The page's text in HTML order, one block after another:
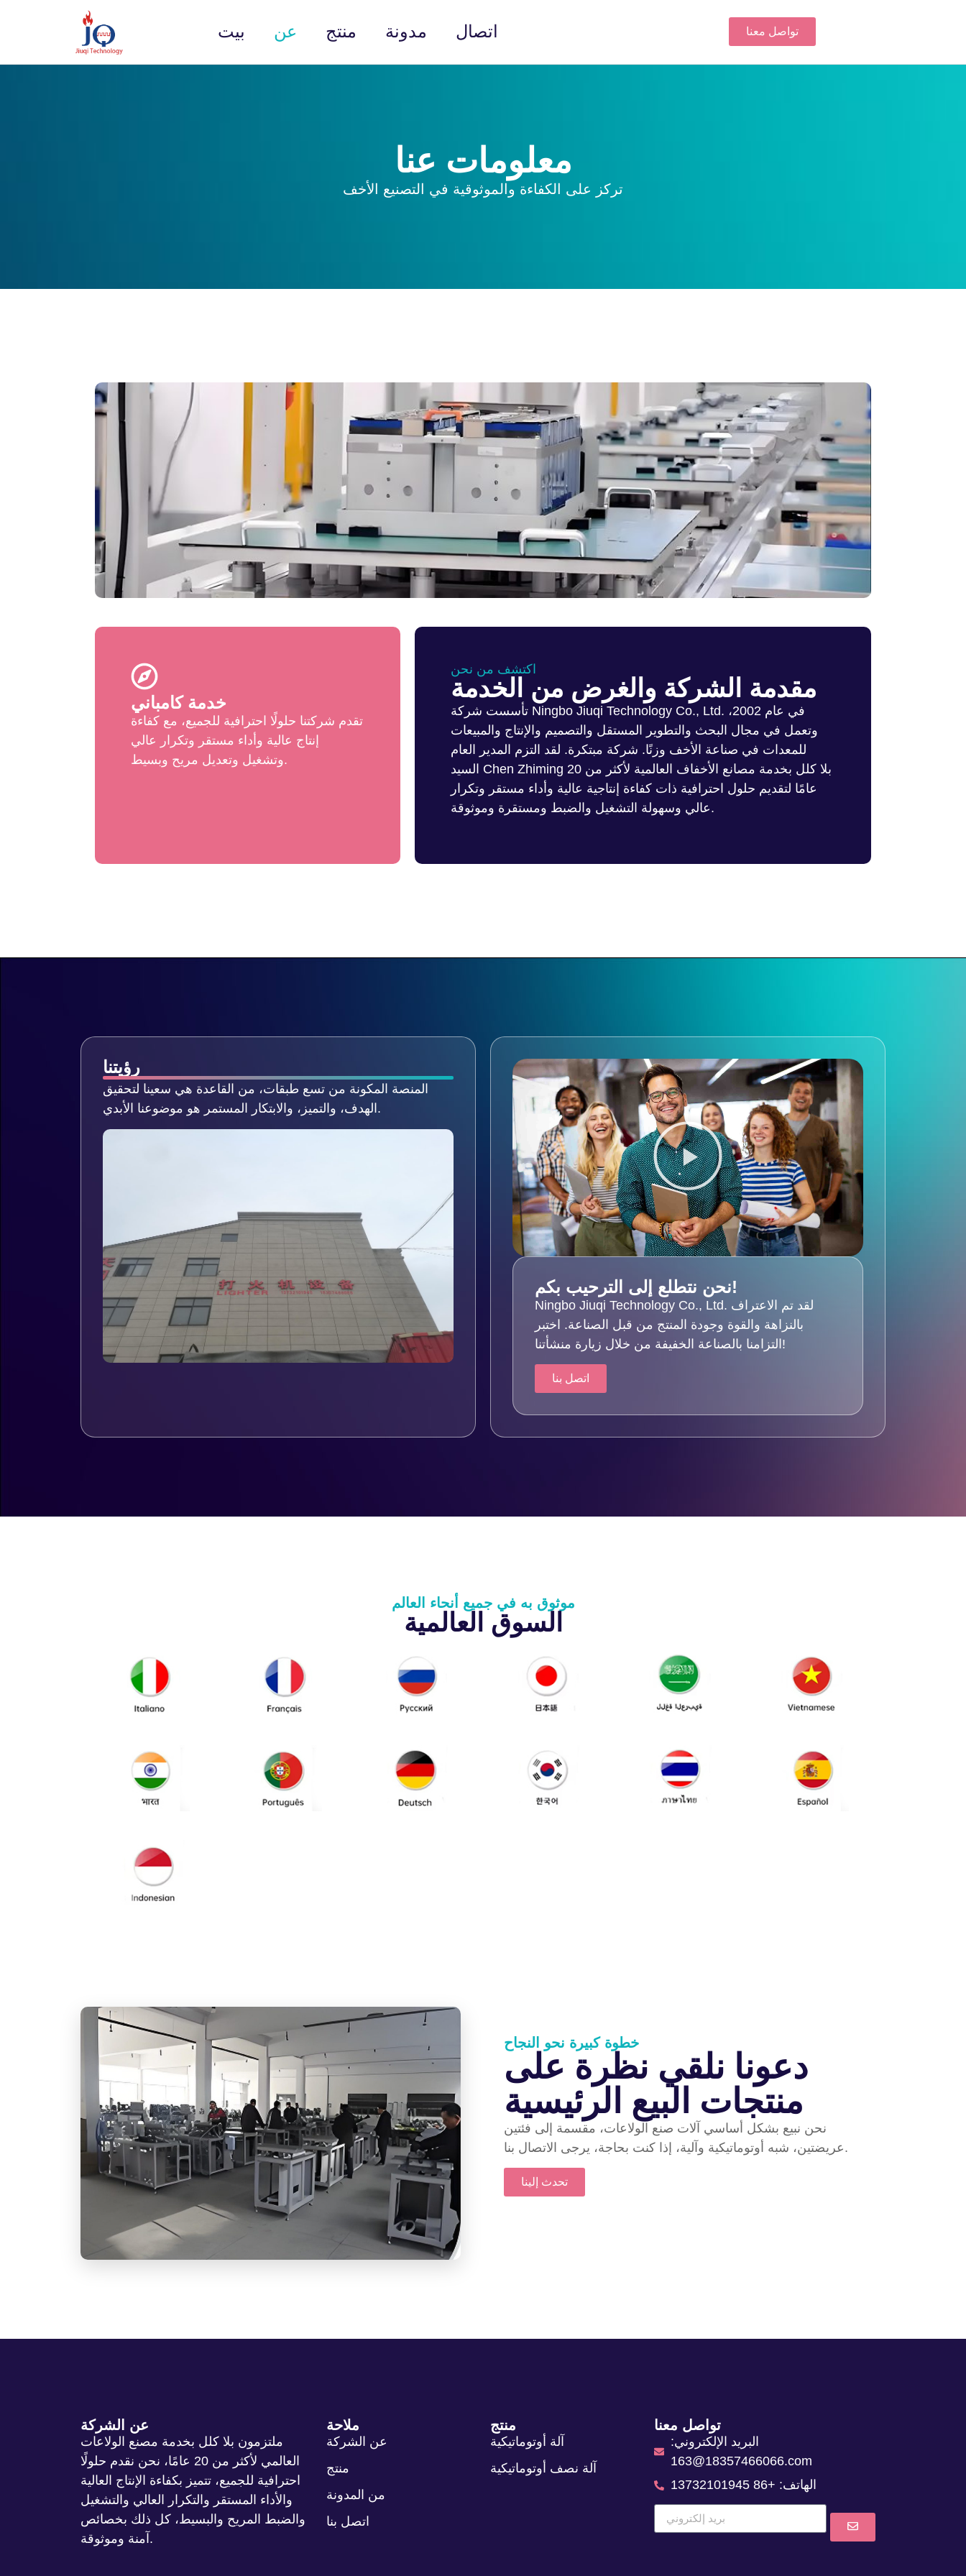
بيت عن منتج مدونة اتصال تواصل معنا
معلومات عنا
تركز على الكفاءة والموثوقية في التصنيع الأخف
خدمة كامباني
تقدم شركتنا حلولًا احترافية للجميع، مع كفاءة
إنتاج عالية وأداء مستقر وتكرار عالي
وتشغيل وتعديل مريح وبسيط.
اكتشف من نحن
مقدمة الشركة والغرض من الخدمة
تأسست شركة Ningbo Jiuqi Technology Co., Ltd. في عام 2002،
وتعمل في مجال البحث والتطوير المستقل والتصميم والإنتاج والمبيعات
للمعدات في صناعة الأخف وزنًا. شركة مبتكرة. لقد التزم المدير العام
السيد Chen Zhiming بلا كلل بخدمة مصانع الأخفاف العالمية لأكثر من 20
عامًا لتقديم حلول احترافية ذات كفاءة إنتاجية عالية وأداء مستقر وتكرار
عالي وسهولة التشغيل والضبط ومستقرة وموثوقة.
رؤيتنا
المنصة المكونة من تسع طبقات، من القاعدة هي سعينا لتحقيق
الهدف، والتميز، والابتكار المستمر هو موضوعنا الأبدي.
نحن نتطلع إلى الترحيب بكم!
Ningbo Jiuqi Technology Co., Ltd. لقد تم الاعتراف
بالنزاهة والقوة وجودة المنتج من قبل الصناعة. اختبر
التزامنا بالصناعة الخفيفة من خلال زيارة منشأتنا!
اتصل بنا
موثوق به في جميع أنحاء العالم
السوق العالمية
خطوة كبيرة نحو النجاح
دعونا نلقي نظرة على
منتجات البيع الرئيسية
نحن نبيع بشكل أساسي آلات صنع الولاعات، مقسمة إلى فئتين
عريضتين، شبه أوتوماتيكية وآلية، إذا كنت بحاجة، يرجى الاتصال بنا.
تحدث إلينا
عن الشركة
ملتزمون بلا كلل بخدمة مصنع الولاعات
العالمي لأكثر من 20 عامًا، نحن نقدم حلولًا
احترافية للجميع، تتميز بكفاءة الإنتاج العالية
والأداء المستقر والتكرار العالي والتشغيل
والضبط المريح والبسيط، كل ذلك بخصائص
آمنة وموثوقة.
ملاحة
عن الشركة
منتج
من المدونة
اتصل بنا
منتج
آلة أوتوماتيكية
آلة نصف أوتوماتيكية
تواصل معنا
البريد الإلكتروني:
18357466066@163.com
الهاتف: +86 13732101945